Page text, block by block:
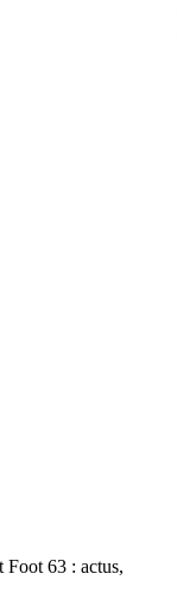
Foot 63 : actus,